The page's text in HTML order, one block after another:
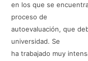
en los que se
proceso de
autoevaluación, que
universidad. Se
ha trabajado muy